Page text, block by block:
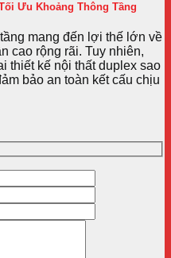
Ưu Khoảng Thông Tầng
mang đến lợi thế lớn về
cao rộng rãi. Tuy nhiên,
thiết kế nội thất duplex sao
bảo an toàn kết cấu chịu